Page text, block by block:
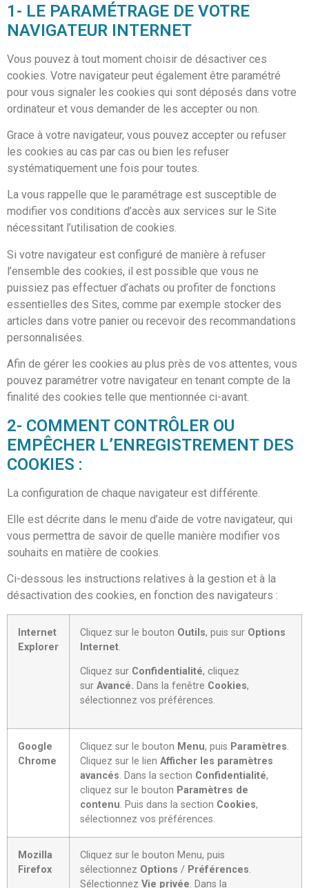
1- LE PARAMÉTRAGE DE VOTRE
NAVIGATEUR INTERNET
Vous pouvez à tout moment choisir de désactiver ces
cookies. Votre navigateur peut également être paramétré
pour vous signaler les cookies qui sont déposés dans votre
ordinateur et vous demander de les accepter ou non.
Grace à votre navigateur, vous pouvez accepter ou refuser
les cookies au cas par cas ou bien les refuser
systématiquement une fois pour toutes.
La vous rappelle que le paramétrage est susceptible de
modifier vos conditions d’accès aux services sur le Site
nécessitant l’utilisation de cookies.
Si votre navigateur est configuré de manière à refuser
l’ensemble des cookies, il est possible que vous ne
puissiez pas effectuer d’achats ou profiter de fonctions
essentielles des Sites, comme par exemple stocker des
articles dans votre panier ou recevoir des recommandations
personnalisées.
Afin de gérer les cookies au plus près de vos attentes, vous
pouvez paramétrer votre navigateur en tenant compte de la
finalité des cookies telle que mentionnée ci-avant.
2- COMMENT CONTRÔLER OU
EMPÊCHER L’ENREGISTREMENT DES
COOKIES :
La configuration de chaque navigateur est différente.
Elle est décrite dans le menu d’aide de votre navigateur, qui
vous permettra de savoir de quelle manière modifier vos
souhaits en matière de cookies.
Ci-dessous les instructions relatives à la gestion et à la
désactivation des cookies, en fonction des navigateurs :
Internet
Explorer
Cliquez sur le bouton Outils, puis sur Options
Internet.
Cliquez sur Confidentialité, cliquez
sur Avancé. Dans la fenêtre Cookies,
sélectionnez vos préférences.
Google
Chrome
Cliquez sur le bouton Menu, puis Paramètres.
Cliquez sur le lien Afficher les paramètres
avancés. Dans la section Confidentialité,
cliquez sur le bouton Paramètres de
contenu. Puis dans la section Cookies,
sélectionnez vos préférences.
Mozilla
Firefox
Cliquez sur le bouton Menu, puis
sélectionnez Options / Préférences.
Sélectionnez Vie privée. Dans la